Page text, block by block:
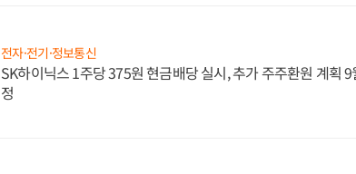
전자·전기·정보통신
SK하이닉스 1주당 375원 현금배당 실시, 추가 주주환원 계획 9
정